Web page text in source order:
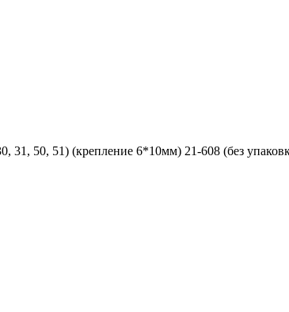
31, 50, 51) (крепление 6*10мм) 21-608 (без